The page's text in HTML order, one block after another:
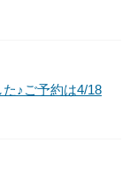
た♪ご予約は4/18